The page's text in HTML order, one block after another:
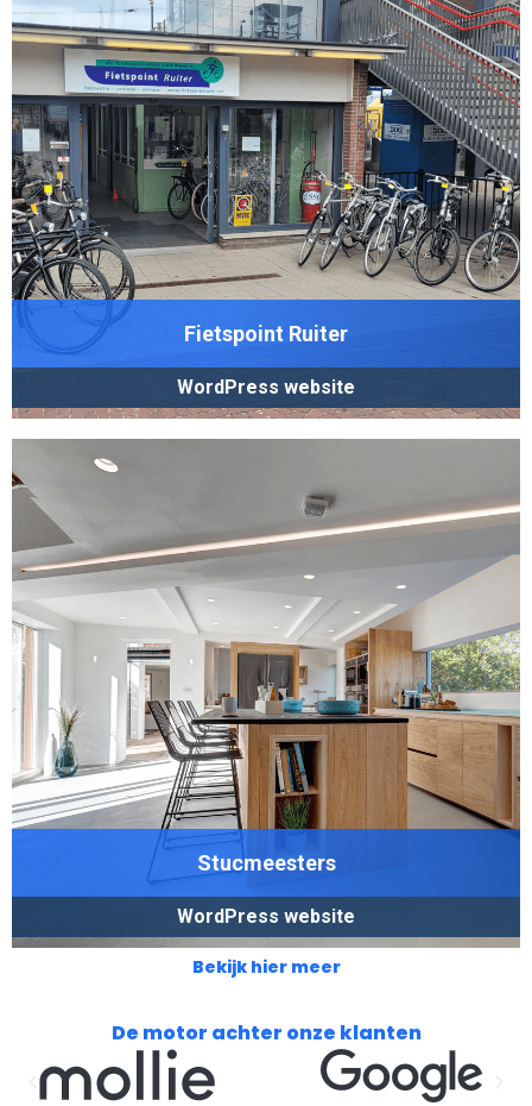
Fietspoint Ruiter
WordPress website
Stucmeesters
WordPress website
Bekijk hier meer
De motor achter onze klanten